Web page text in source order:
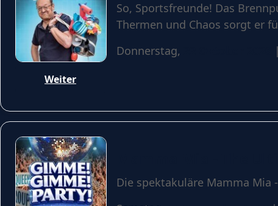
So, Sportsfreunde! Das
Thermen und Chaos sorgt er
Donnerstag,
Weiter
Die spektakuläre Mamma Mia